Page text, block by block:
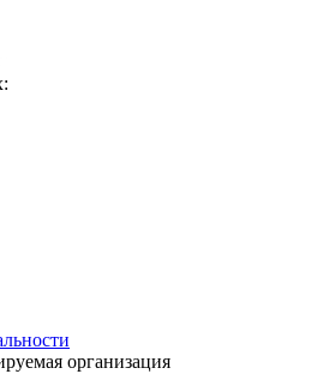
организация